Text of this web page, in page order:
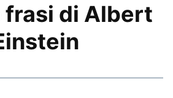
frasi di Albert